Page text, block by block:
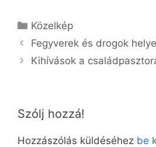
Kategória
Közelkép
Fegyverek és drogok
Kihívások a
Szólj hozzá!
Hozzászólás küldéséhez be